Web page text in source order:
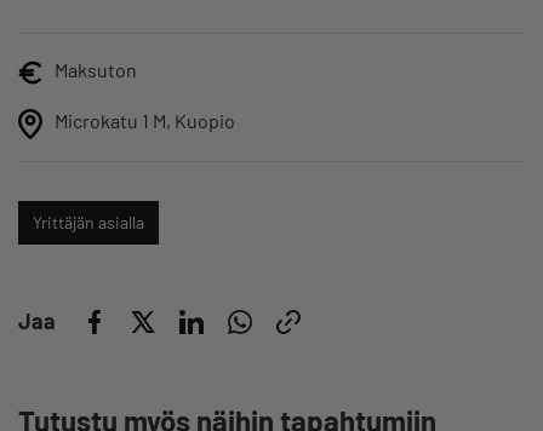
Maksuton
Microkatu 1 M, Kuopio
Yrittäjän asialla
Jaa
Tutustu myös näihin tapahtumiin